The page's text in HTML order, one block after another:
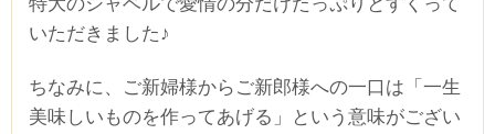
いただきました♪
ちなみに、ご新婦様からご新郎様への一口は「一生
美味しいものを作ってあげる」という意味がござい